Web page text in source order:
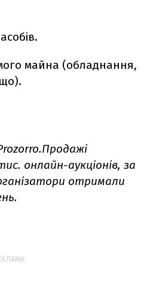
майна (обладнання,
онлайн-аукціонів, за
отримали